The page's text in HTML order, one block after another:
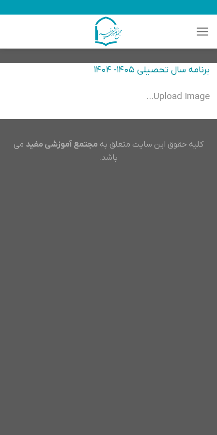
محتوا
برنامه سال تحصیلی ۱۴۰۵- ۱۴۰۴
Upload Image...
کلیه حقوق این سایت متعلق به مجتمع آموزشی مفید می
باشد.